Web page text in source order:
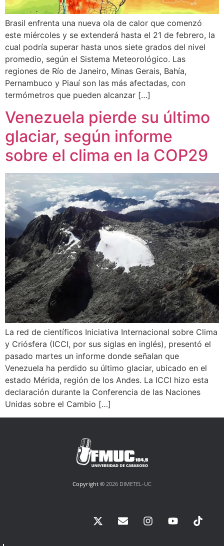
Brasil enfrenta una nueva ola de calor que comenzó
este miércoles y se extenderá hasta el 21 de febrero, la
cual podría superar hasta unos siete grados del nivel
promedio, según el Sistema Meteorológico. Las
regiones de Río de Janeiro, Minas Gerais, Bahía,
Pernambuco y Piauí son las más afectadas, con
termómetros que pueden alcanzar […]
Venezuela pierde su último
glaciar, según informe
sobre el clima en la COP29
La red de científicos Iniciativa Internacional sobre Clima
y Criósfera (ICCI, por sus siglas en inglés), presentó el
pasado martes un informe donde señalan que
Venezuela ha perdido su último glaciar, ubicado en el
estado Mérida, región de los Andes. La ICCI hizo esta
declaración durante la Conferencia de las Naciones
Unidas sobre el Cambio […]
Copyright © 2026 DIMETEL-UC